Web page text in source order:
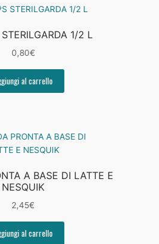
1/2 L
0,80€
al carrello
A BASE DI LATTE E
NESQUIK
2,45€
al carrello